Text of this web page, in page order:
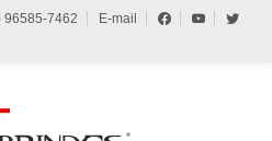
96585-7462 E-mail